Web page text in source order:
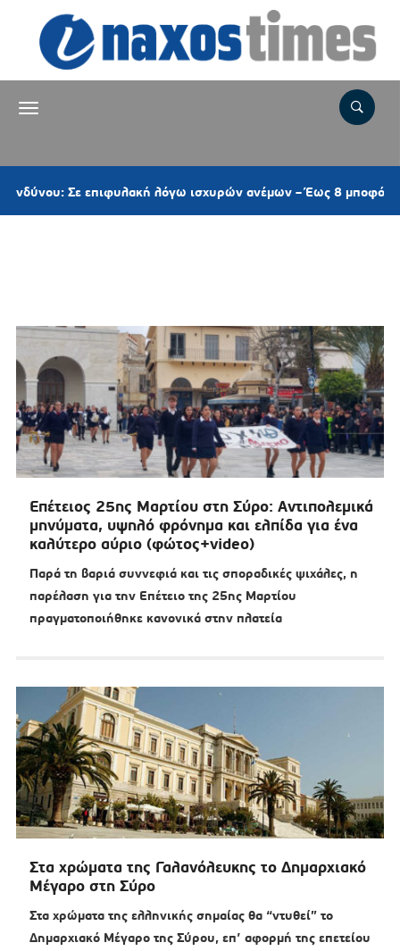
Σε επιφυλακή λόγω ισχυρών ανέμων – Έως 8 μποφόρ στις
Επέτειος 25ης Μαρτίου στη Σύρο: Αντιπολεμικά
μηνύματα, υψηλό φρόνημα και ελπίδα για ένα
καλύτερο αύριο (φώτος+video)
Παρά τη βαριά συννεφιά και τις σποραδικές ψιχάλες, η
παρέλαση για την Επέτειο της 25ης Μαρτίου
πραγματοποιήθηκε κανονικά στην πλατεία
Στα χρώματα της Γαλανόλευκης το Δημαρχιακό
Μέγαρο στη Σύρο
Στα χρώματα της ελληνικής σημαίας θα “ντυθεί” το
Δημαρχιακό Μέγαρο της Σύρου, επ’ αφορμή της επετείου